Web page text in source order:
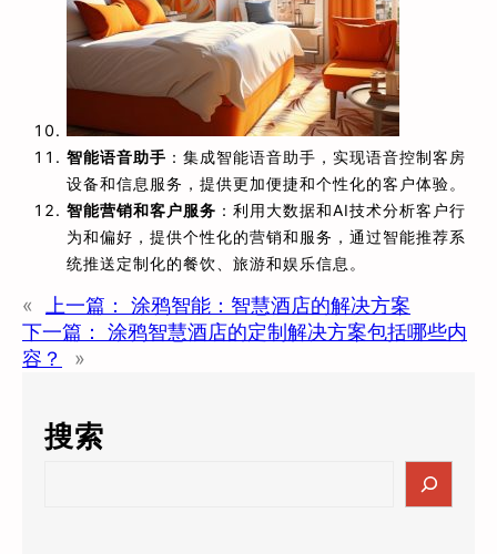
智能语音助手 ：集成智能语音助手，实现语音控制客房
设备和信息服务，提供更加便捷和个性化的客户体验。
智能营销和客户服务 ：利用大数据和AI技术分析客户行
为和偏好，提供个性化的营销和服务，通过智能推荐系
统推送定制化的餐饮、旅游和娱乐信息。
« 上一篇：
涂鸦智能：智慧酒店的解决方案
下一篇：
涂鸦智慧酒店的定制解决方案包括哪些内
容？
»
搜索